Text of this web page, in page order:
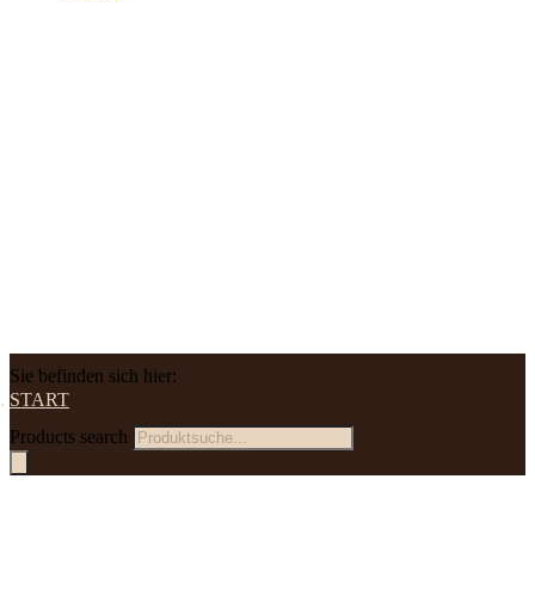
Sie befinden sich hier:
START
Products search